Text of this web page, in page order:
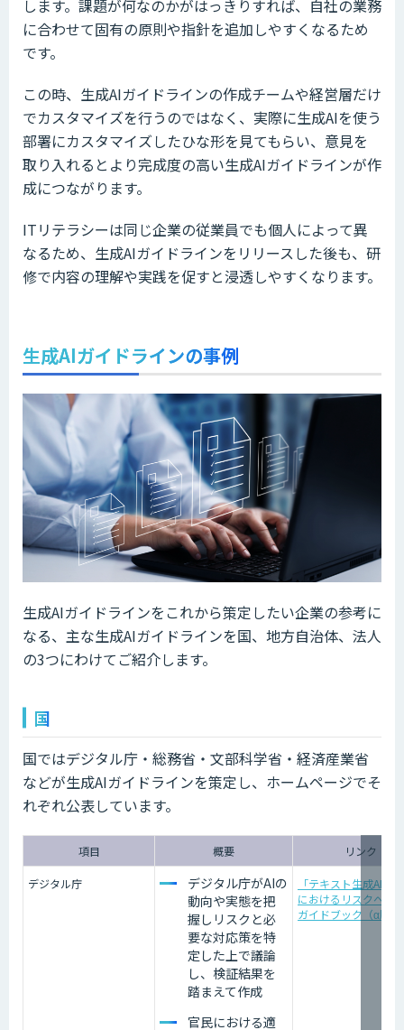
します。課題が何なのかがはっきりすれば、自社の業務
に合わせて固有の原則や指針を追加しやすくなるため
です。
この時、生成AIガイドラインの作成チームや経営層だけ
でカスタマイズを行うのではなく、実際に生成AIを使う
部署にカスタマイズしたひな形を見てもらい、意見を
取り入れるとより完成度の高い生成AIガイドラインが作
成につながります。
ITリテラシーは同じ企業の従業員でも個人によって異
なるため、生成AIガイドラインをリリースした後も、研
修で内容の理解や実践を促すと浸透しやすくなります。
生成AIガイドラインの事例
生成AIガイドラインをこれから策定したい企業の参考に
なる、主な生成AIガイドラインを国、地方自治体、法人
の3つにわけてご紹介します。
国
国ではデジタル庁・総務省・文部科学省・経済産業省
などが生成AIガイドラインを策定し、ホームページでそ
れぞれ公表しています。
項目 概要 リンク
デジタル庁
デジタル庁がAIの
動向や実態を把
握しリスクと必
要な対応策を特
定した上で議論
し、検証結果を
踏まえて作成
官民における適
「テキスト生成AI利
におけるリスクへの
ガイドブック（α版）